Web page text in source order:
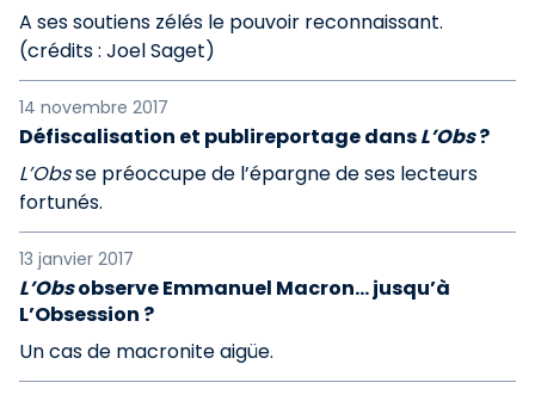
A ses soutiens zélés le pouvoir reconnaissant.
(crédits : Joel Saget)
14 novembre 2017
Défiscalisation et publireportage dansL’Obs?
L’Obsse préoccupe de l’épargne de ses lecteurs
fortunés.
13 janvier 2017
L’Obsobserve Emmanuel Macron... jusqu’à
L’Obsession ?
Un cas de macronite aigüe.